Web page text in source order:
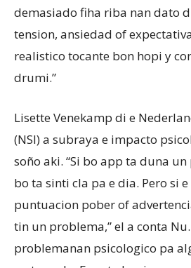
demasiado fiha riba nan dato
tension, ansiedad of
realistico tocante bon hopi y
drumi.”
Lisette Venekamp di e
(NSI) a subraya e impacto
soño aki. “Si bo app ta duna
bo ta sinti cla pa e dia. Pero si
puntuacion pober of
tin un problema,” el a conta
problemanan psicologico pa